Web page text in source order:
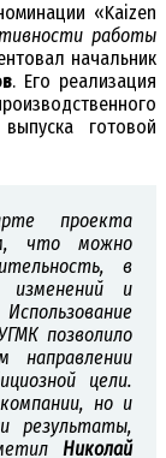
«Kaizen
работы
начальник
. Его реализация
готовой
проекта
что можно
в
изменений и
позволило
направлении
цели.
но и
результаты,
Николай